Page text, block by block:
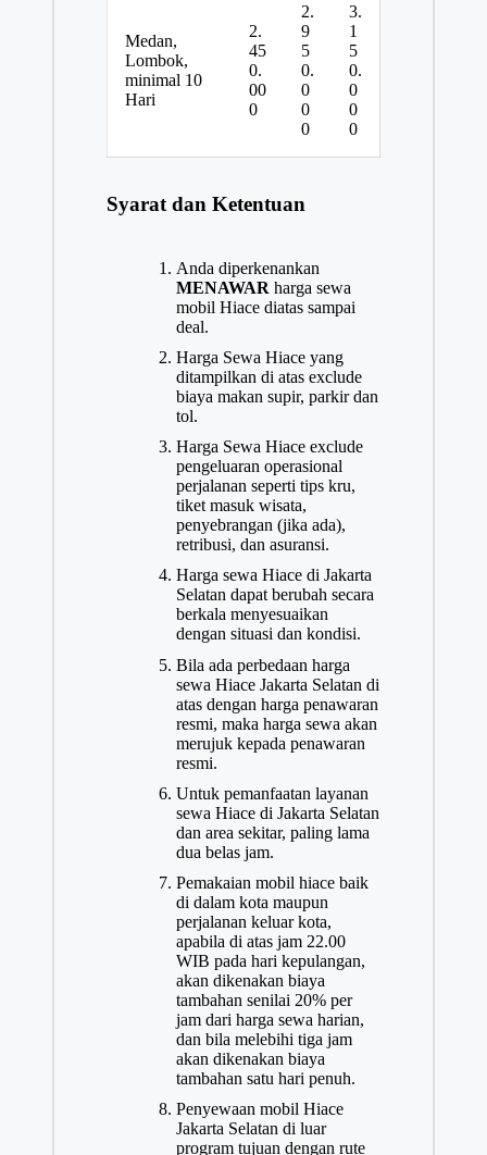
Medan,
Lombok,
minimal 10
Hari
2.
45
0.
00
0
2.
9
5
0.
0
0
0
3.
1
5
0.
0
0
0
Syarat dan Ketentuan
Anda diperkenankan
MENAWAR harga sewa
mobil Hiace diatas sampai
deal.
Harga Sewa Hiace yang
ditampilkan di atas exclude
biaya makan supir, parkir dan
tol.
Harga Sewa Hiace exclude
pengeluaran operasional
perjalanan seperti tips kru,
tiket masuk wisata,
penyebrangan (jika ada),
retribusi, dan asuransi.
Harga sewa Hiace di Jakarta
Selatan dapat berubah secara
berkala menyesuaikan
dengan situasi dan kondisi.
Bila ada perbedaan harga
sewa Hiace Jakarta Selatan di
atas dengan harga penawaran
resmi, maka harga sewa akan
merujuk kepada penawaran
resmi.
Untuk pemanfaatan layanan
sewa Hiace di Jakarta Selatan
dan area sekitar, paling lama
dua belas jam.
Pemakaian mobil hiace baik
di dalam kota maupun
perjalanan keluar kota,
apabila di atas jam 22.00
WIB pada hari kepulangan,
akan dikenakan biaya
tambahan senilai 20% per
jam dari harga sewa harian,
dan bila melebihi tiga jam
akan dikenakan biaya
tambahan satu hari penuh.
Penyewaan mobil Hiace
Jakarta Selatan di luar
program tujuan dengan rute